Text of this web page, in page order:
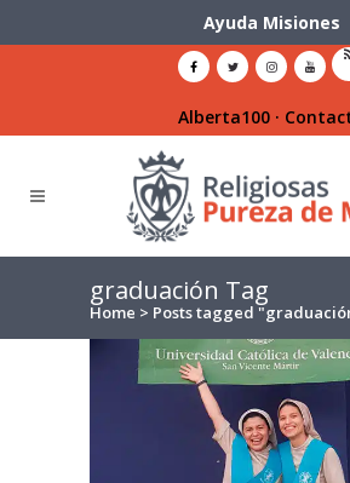
Ayuda Misiones
Alberta100 ·
graduación Tag
Home > Posts tagged